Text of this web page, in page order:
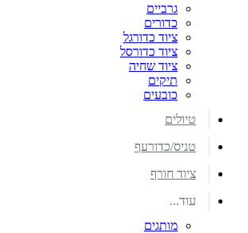
גרביים
כדורים
ציוד כדורגל
ציוד כדורסל
ציוד שחיה
תיקים
כובעים
טיולים
טניס/כדורעף
ציוד חורף
עוד...
מותגים